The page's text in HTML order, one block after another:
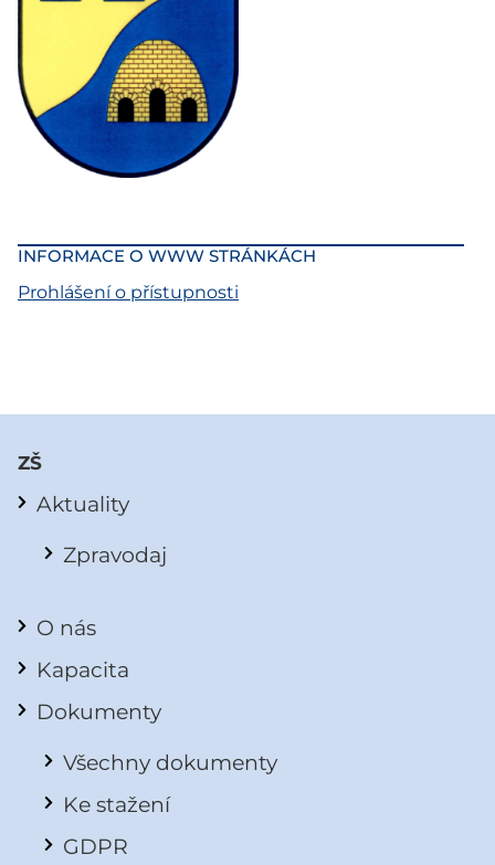
INFORMACE O WWW STRÁNKÁCH
Prohlášení o přístupnosti
ZŠ
Aktuality
Zpravodaj
O nás
Kapacita
Dokumenty
Všechny dokumenty
Ke stažení
GDPR